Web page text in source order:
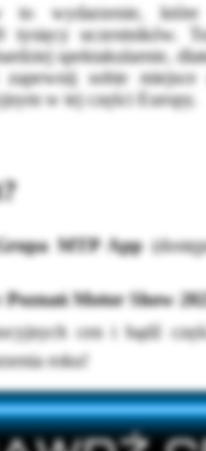
to wydarzenie,
tysięcy uczestników.
spektakularnie,
sobie miejsce
w tej części Europy.
MTP App
Poznań Motor Show
cen i bądź
roku!